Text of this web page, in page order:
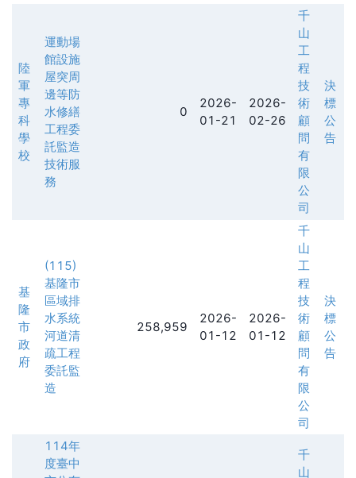
陸
軍
專
科
學
校
運動場
館設施
屋突周
邊等防
水修繕
工程委
託監造
技術服
務
0
2026-
01-21
2026-
02-26
千
山
工
程
技
術
顧
問
有
限
公
司
決
標
公
告
基
隆
市
政
府
(115)
基隆市
區域排
水系統
河道清
疏工程
委託監
造
258,959
2026-
01-12
2026-
01-12
千
山
工
程
技
術
顧
問
有
限
公
司
決
標
公
告
114年
度臺中
千
山